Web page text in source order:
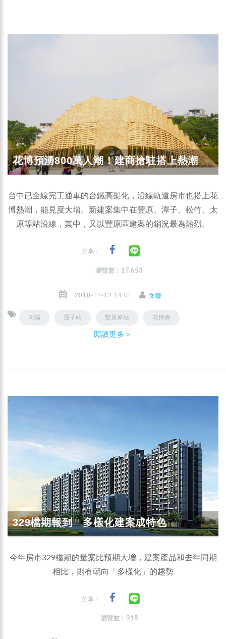
花博預湧800萬人潮！建商搶駐搭上熱潮
台中已全線完工通車的台鐵高架化，沿線軌道房市也搭上花
博熱潮，能見度大增。新建案集中在豐原、潭子、松竹、太
原等站沿線，其中，又以豐原區建案的銷況最為熱烈。
分享：
瀏覽數 : 17,653
2018-11-12 14:01 文薇
向陽 潭子站 豐原車站 花博會
閱讀更多＞
329檔期報到 多樣化建案成特色
今年房市329檔期的量案比預期大增，建案產品和去年同期
相比，則有朝向「多樣化」的趨勢
分享：
瀏覽數 : 918